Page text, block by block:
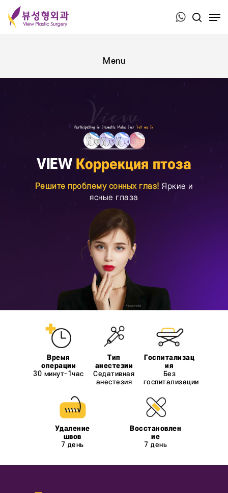
Press ESC to close this window.
VIEW Коррекция птоза
Решите проблему сонных глаз! Яркие и
ясные глаза
30 минут-1час
Седативная
анестезия
Без
госпитализации
7 день 7 день